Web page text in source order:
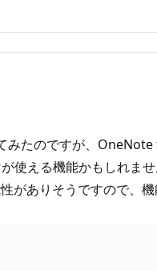
みたのですが、
使える機能かもしれま
がありそうですので、